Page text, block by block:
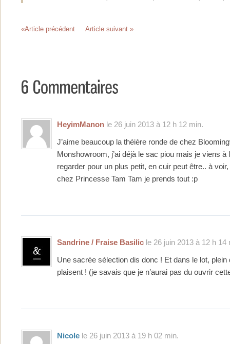
«Article précédent Article suivant »
HeyimManon le 26 juin 2013 à 12 h 12 min.
J’aime beaucoup la théière ronde de chez
Monshowroom, j’ai déjà le sac piou mais je viens à
regarder pour un plus petit, en cuir peut être.. à
chez Princesse Tam Tam je prends tout :p
Sandrine / Fraise Basilic le 26 juin 2013 à 12 h 14
Une sacrée sélection dis donc ! Et dans le lot,
plaisent ! (je savais que je n’aurai pas du ouvrir
Nicole le 26 juin 2013 à 19 h 02 min.